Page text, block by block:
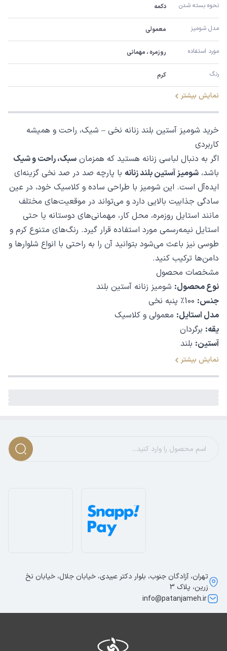
نحوه بسته شدن دکمه
مدل شومیز معمولی
مورد استفاده روزمره ، مهمانی
رنگ کرم
نمایش بیشتر
خرید شومیز آستین بلند زنانه نخی – شیک، راحت و همیشه
کاربردی
اگر به دنبال لباسی زنانه هستید که همزمان سبک، راحت و شیک
باشد، شومیز آستین بلند زنانه با پارچه صد در صد نخی گزینه‌ای
ایده‌آل است. این شومیز با طراحی ساده و کلاسیک خود، در عین
سادگی جذابیت بالایی دارد و می‌تواند در موقعیت‌های مختلف
مانند استایل روزمره، محل کار، مهمانی‌های دوستانه یا حتی
استایل نیمه‌رسمی مورد استفاده قرار گیرد. رنگ‌های متنوع کرم و
طوسی نیز باعث می‌شود بتوانید آن را به راحتی با انواع شلوارها و
دامن‌ها ترکیب کنید.
مشخصات محصول
نوع محصول: شومیز زنانه آستین بلند
جنس:
مدل استایل: معمولی و کلاسیک
یقه: برگردان
آستین: بلند
جیب: بدون جیب، طراحی ساده و مینیمال
دارند و به پوست اجازه می‌دهند هوا به راحتی جریان پیدا کند.
به همین دلیل حتی در روزهای گرم سال هم احساس راحتی
طراحی کلاسیک و کاربردی
و فرم ساده خود، ظاهری مرتب و شیک
است که به استایل‌های ساده و در عین حال شیک علاقه دارند.
مدل استایل معمولی
این شومیز به‌گونه‌ای است که روی انواع
اندام‌ها به خوبی می‌نشیند و برای موقعیت‌های رسمی و
غیررسمی قابل استفاده است.
شومیز آستین بلند نخی بهترین انتخاب برای
نمایش بیشتر
تهران، آزادگان جنوب، بلوار دکتر عبیدی، خیابان جلال، خیابان نخ
زرین، پلاک 3
info@patanjameh.ir